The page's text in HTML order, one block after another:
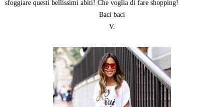
sfoggiare questi bellissimi abiti! Che voglia di fare shopping!
Baci baci
V.